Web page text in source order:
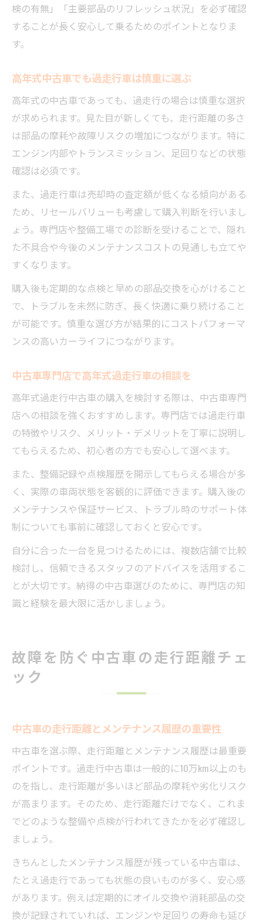
検の有無」「主要部品のリフレッシュ状況」を必ず確認
することが長く安心して乗るためのポイントとなりま
す。
高年式中古車でも過走行車は慎重に選ぶ
高年式の中古車であっても、過走行の場合は慎重な選択
が求められます。見た目が新しくても、走行距離の多さ
は部品の摩耗や故障リスクの増加につながります。特に
エンジン内部やトランスミッション、足回りなどの状態
確認は必須です。
また、過走行車は売却時の査定額が低くなる傾向がある
ため、リセールバリューも考慮して購入判断を行いまし
ょう。専門店や整備工場での診断を受けることで、隠れ
た不具合や今後のメンテナンスコストの見通しも立てや
すくなります。
購入後も定期的な点検と早めの部品交換を心がけること
で、トラブルを未然に防ぎ、長く快適に乗り続けること
が可能です。慎重な選び方が結果的にコストパフォーマ
ンスの高いカーライフにつながります。
中古車専門店で高年式過走行車の相談を
高年式過走行中古車の購入を検討する際は、中古車専門
店への相談を強くおすすめします。専門店では過走行車
の特徴やリスク、メリット・デメリットを丁寧に説明し
てもらえるため、初心者の方でも安心して選べます。
また、整備記録や点検履歴を開示してもらえる場合が多
く、実際の車両状態を客観的に評価できます。購入後の
メンテナンスや保証サービス、トラブル時のサポート体
制についても事前に確認しておくと安心です。
自分に合った一台を見つけるためには、複数店舗で比較
検討し、信頼できるスタッフのアドバイスを活用するこ
とが大切です。納得の中古車選びのために、専門店の知
識と経験を最大限に活かしましょう。
故障を防ぐ中古車の走行距離チェ
ック
中古車の走行距離とメンテナンス履歴の重要性
中古車を選ぶ際、走行距離とメンテナンス履歴は最重要
ポイントです。過走行中古車は一般的に10万km以上のも
のを指し、走行距離が多いほど部品の摩耗や劣化リスク
が高まります。そのため、走行距離だけでなく、これま
でどのような整備や点検が行われてきたかを必ず確認し
ましょう。
きちんとしたメンテナンス履歴が残っている中古車は、
たとえ過走行であっても状態の良いものが多く、安心感
があります。例えば定期的にオイル交換や消耗部品の交
換が記録されていれば、エンジンや足回りの寿命も延び